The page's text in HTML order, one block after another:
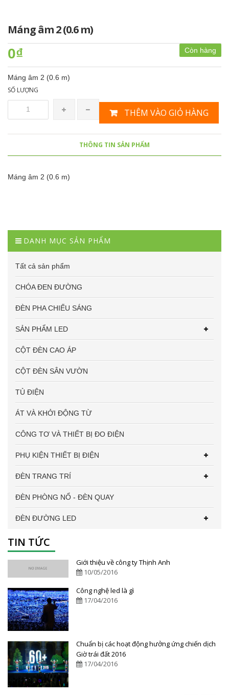
Máng âm 2 (0.6 m)
Còn hàng
0₫
Máng âm 2 (0.6 m)
SỐ LƯỢNG
THÊM VÀO GIỎ HÀNG
THÔNG TIN SẢN PHẨM
Máng âm 2 (0.6 m)
DANH MỤC SẢN PHẨM
Tất cả sản phẩm
CHÓA ĐEN ĐƯỜNG
ĐÈN PHA CHIẾU SÁNG
SẢN PHẨM LED
CỘT ĐÈN CAO ÁP
CỘT ĐÈN SÂN VƯỜN
TỦ ĐIỆN
ÁT VÀ KHỞI ĐỘNG TỪ
CÔNG TƠ VÀ THIẾT BỊ ĐO ĐIỆN
PHỤ KIỆN THIẾT BỊ ĐIỆN
ĐÈN TRANG TRÍ
ĐÈN PHÒNG NỔ - ĐÈN QUAY
ĐÈN ĐƯỜNG LED
TIN TỨC
Giới thiệu về công ty Thịnh Anh
10/05/2016
Công nghệ led là gì
17/04/2016
Chuẩn bị các hoạt động hưởng ứng chiến dịch
Giờ trái đất 2016
17/04/2016